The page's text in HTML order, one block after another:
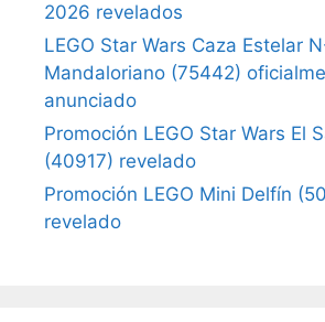
2026 revelados
LEGO Star Wars Caza Estelar
Mandaloriano (75442)
anunciado
Promoción LEGO Star Wars El
(40917) revelado
Promoción LEGO Mini Delfín
revelado